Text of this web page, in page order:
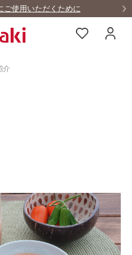
ご使用いただくために
介